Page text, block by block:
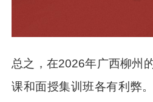
总之，在2026年广西柳州
课和面授集训班各有利弊